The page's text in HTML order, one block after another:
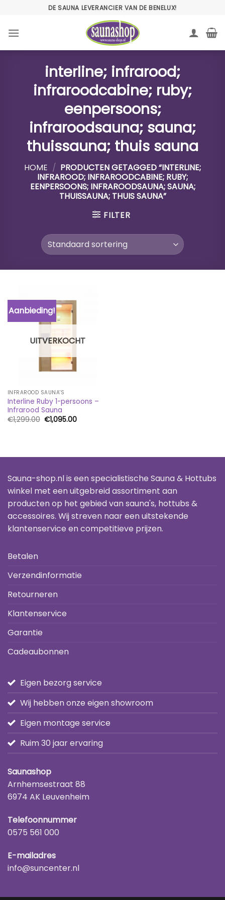
inhoud
DE SAUNA LEVERANCIER VAN DE BENELUX!
interline; infrarood;
infraroodcabine; ruby;
eenpersoons;
infraroodsauna; sauna;
thuissauna; thuis sauna
HOME / PRODUCTEN GETAGGED “INTERLINE;
INFRAROOD; INFRAROODCABINE; RUBY;
EENPERSOONS; INFRAROODSAUNA; SAUNA;
THUISSAUNA; THUIS SAUNA”
FILTER
Aanbieding!
UITVERKOCHT
INFRAROOD SAUNA'S
Interline Ruby 1-persoons –
Infrarood Sauna
€1,299.00 Oorspronkelijke
prijs
€1,095.00Huidige
Sauna-shop.nl is een specialistische Sauna & Hottubs
winkel met een uitgebreid assortiment aan
producten op het gebied van sauna's, hottubs &
accessoires. Wij streven naar een uitstekende
klantenservice en competitieve prijzen.
Betalen
Verzendinformatie
Retourneren
Klantenservice
Garantie
Cadeaubonnen
Eigen bezorg service
Wij hebben onze eigen showroom
Eigen montage service
Ruim 30 jaar ervaring
Saunashop
Arnhemsestraat 88
6974 AK Leuvenheim
Telefoonnummer
0575 561 000
E-mailadres
info@suncenter.nl